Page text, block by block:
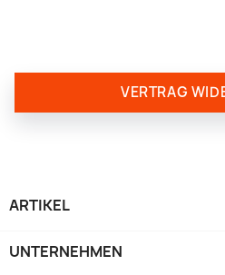
VERTRAG
ARTIKEL
UNTERNEHMEN